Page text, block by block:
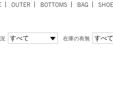
OUTER BOTTOMS BAG
在庫の有無